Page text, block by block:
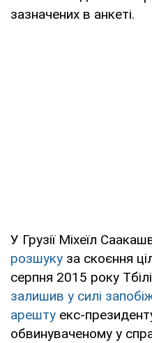
зазначених в анкеті.
У Грузії Міхеїл
розшуку за скоєння
серпня 2015 року
залишив у силі
арешту екс-
обвинуваченому у